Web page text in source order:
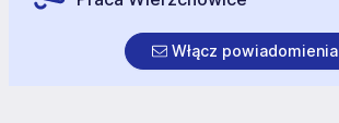
Włącz powiadomienia